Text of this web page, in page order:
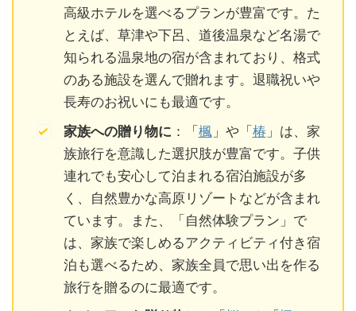
高級ホテルを選べるプランが豊富です。た
とえば、草津や下呂、道後温泉など名湯で
知られる温泉地の宿が含まれており、格式
のある施設を選んで贈れます。退職祝いや
長寿のお祝いにも最適です。
家族への贈り物に ：「楓」や「椿」は、家
族旅行を意識した選択肢が豊富です。子供
連れでも安心して泊まれる宿泊施設が多
く、自然豊かな高原リゾートなどが含まれ
ています。また、「自然体験プラン」で
は、家族で楽しめるアクティビティ付き宿
泊も選べるため、家族全員で思い出を作る
旅行を贈るのに最適です。